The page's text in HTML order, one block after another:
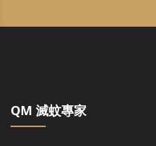
QM 滅蚊專家